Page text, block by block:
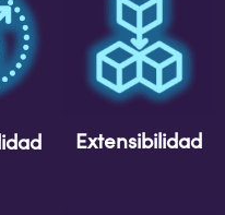
Extensibilidad